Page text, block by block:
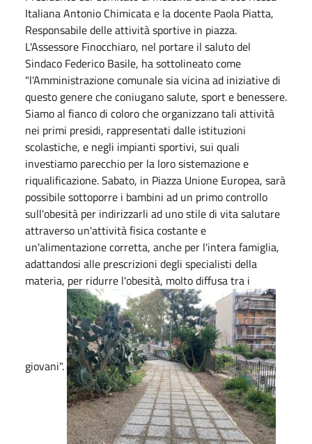
Italiana Antonio Chimicata e la docente Paola Piatta,
Responsabile delle attività sportive in piazza.
L'Assessore Finocchiaro, nel portare il saluto del
Sindaco Federico Basile, ha sottolineato come
"l'Amministrazione comunale sia vicina ad iniziative di
questo genere che coniugano salute, sport e benessere.
Siamo al fianco di coloro che organizzano tali attività
nei primi presidi, rappresentati dalle istituzioni
scolastiche, e negli impianti sportivi, sui quali
investiamo parecchio per la loro sistemazione e
riqualificazione. Sabato, in Piazza Unione Europea, sarà
possibile sottoporre i bambini ad un primo controllo
sull'obesità per indirizzarli ad uno stile di vita salutare
attraverso un'attività fisica costante e
un'alimentazione corretta, anche per l'intera famiglia,
adattandosi alle prescrizioni degli specialisti della
materia, per ridurre l'obesità, molto diffusa tra i
giovani".